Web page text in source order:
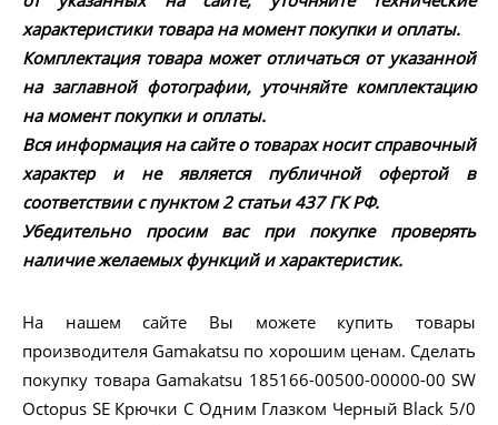
характеристики товара на момент покупки и оплаты.
Комплектация товара может отличаться от указанной
на заглавной фотографии, уточняйте комплектацию
на момент покупки и оплаты.
Вся информация на сайте о товарах носит справочный
характер и не является публичной офертой в
соответствии с пунктом 2 статьи 437 ГК РФ.
Убедительно просим вас при покупке проверять
наличие желаемых функций и характеристик.
На нашем сайте Вы можете купить товары
производителя Gamakatsu по хорошим ценам. Сделать
покупку товара Gamakatsu 185166-00500-00000-00 SW
Octopus SE Крючки С Одним Глазком Черный Black 5/0